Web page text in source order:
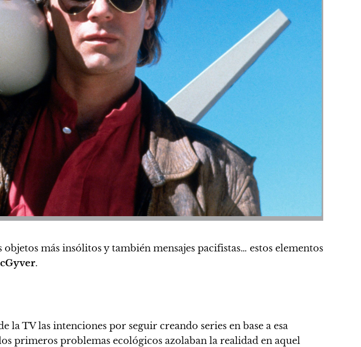
más insólitos y también mensajes pacifistas… estos elementos
.
la TV las intenciones por seguir creando series en base a esa
primeros problemas ecológicos azolaban la realidad en aquel